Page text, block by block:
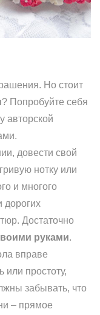
Но стоит
Попробуйте себя
авторской
довести свой
нотку или
и многого
дорогих
Достаточно
руками.
вправе
или простоту,
забывать, что
– прямое